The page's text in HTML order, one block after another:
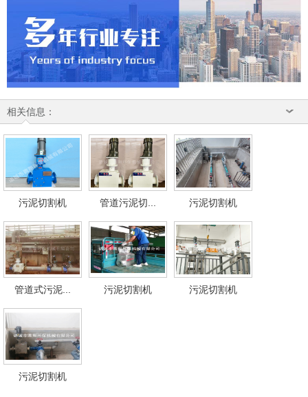
相关信息：
污泥切割机 管道污泥切... 污泥切割机
管道式污泥... 污泥切割机 污泥切割机
污泥切割机